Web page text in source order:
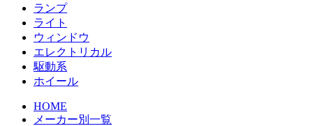
ランプ
ライト
ウィンドウ
エレクトリカル
駆動系
ホイール
HOME
メーカー別一覧